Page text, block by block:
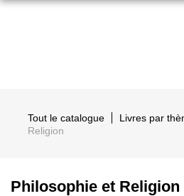
Tout le catalogue Livres par
Religion
Philosophie et Religion